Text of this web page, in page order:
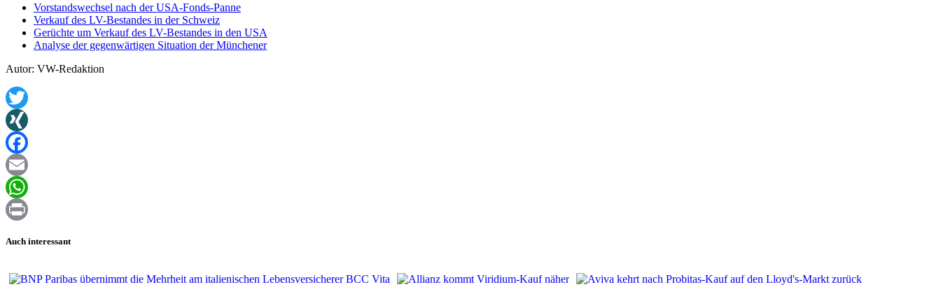
Vorstandswechsel nach der USA-Fonds-Panne
Verkauf des LV-Bestandes in der Schweiz
Gerüchte um Verkauf des LV-Bestandes in den USA
Analyse der gegenwärtigen Situation der Münchener
Autor: VW-Redaktion
Twitter
XING
Facebook
Email
WhatsApp
Auch interessant